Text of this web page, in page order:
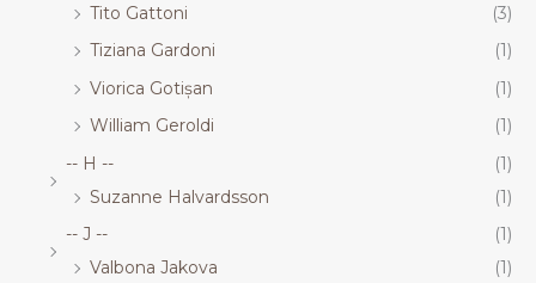
Tito Gattoni
(3)
Tiziana Gardoni
(1)
Viorica Gotișan
(1)
William Geroldi
(1)
-- H --
(1)
Suzanne Halvardsson
(1)
-- J --
(1)
Valbona Jakova
(1)